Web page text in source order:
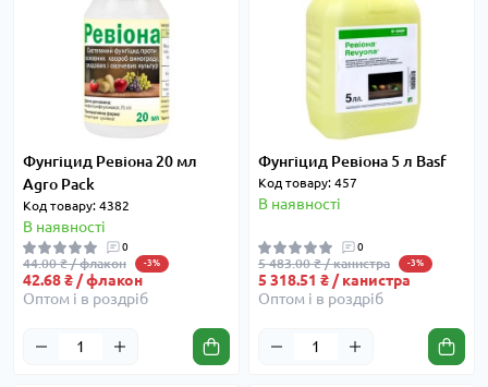
Фунгіцид Ревіона 20 мл
Agro Pack
Код товару: 4382
В наявності
0
44.00 ₴ / флакон -3%
42.68 ₴ / флакон
Оптом і в роздріб
Фунгіцид Ревіона 5 л Basf
Код товару: 457
В наявності
0
5 483.00 ₴ / канистра -3%
5 318.51 ₴ / канистра
Оптом і в роздріб